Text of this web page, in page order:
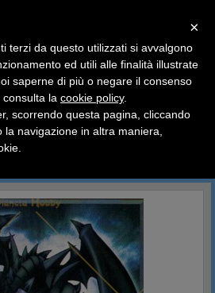
Singole Duellanti Leggendari
QUESTA CATEGORIA
×
chiuso dal 9/08 al 24/08
le 15:00 del 07/08 verranno
25/08.
staff di Pianeta Hobby
×
terzi da questo utilizzati si avvalgono
ed utili alle finalità illustrate
saperne di più o negare il consenso
la cookie policy.
scorrendo questa pagina, cliccando
navigazione in altra maniera,